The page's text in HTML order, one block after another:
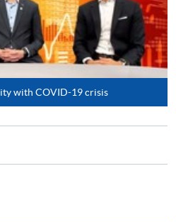
付款方法。如對報名程序有任
資料，或聯絡有關課程負責
的電腦上進行。建議選用
。
程序。
with COVID-19 crisis